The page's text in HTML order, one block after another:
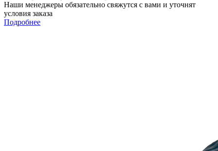
Наши менеджеры обязательно свяжутся с вами и уточнят
условия заказа
Подробнее